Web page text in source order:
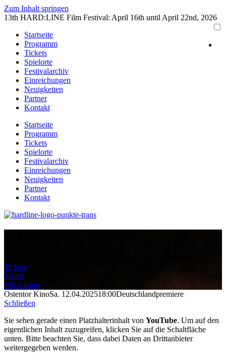
Zum Inhalt springen
13th HARD:LINE Film Festival: April 16th until April 22nd, 2026
Startseite
Programm
Tickets
Spielorte
Festivalarchiv
Einreichungen
Neuigkeiten
Partner
Kontakt
Startseite
Programm
Tickets
Spielorte
Festivalarchiv
Einreichungen
Neuigkeiten
Partner
Kontakt
Tickets
Trailer
Mit Gästen
Ostentor KinoSa. 12.04.202518:00Deutschlandpremiere
Schließen
Sie sehen gerade einen Platzhalterinhalt von YouTube. Um auf den
eigentlichen Inhalt zuzugreifen, klicken Sie auf die Schaltfläche
unten. Bitte beachten Sie, dass dabei Daten an Drittanbieter
weitergegeben werden.